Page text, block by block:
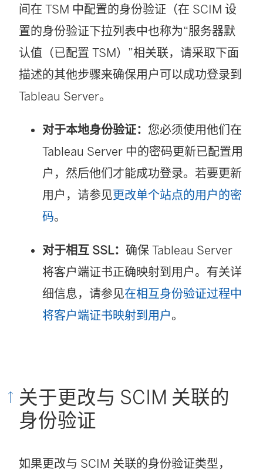
间在 TSM 中配置的身份验证（在 SCIM 设
置的身份验证下拉列表中也称为“服务器默
认值（已配置 TSM）”相关联，请采取下面
描述的其他步骤来确保用户可以成功登录到
Tableau Server。
对于本地身份验证： 您必须使用他们在
Tableau Server 中的密码更新已配置用
户，然后他们才能成功登录。若要更新
用户，请参见更改单个站点的用户的密
码。
对于相互 SSL： 确保 Tableau Server
将客户端证书正确映射到用户。有关详
细信息，请参见在相互身份验证过程中
将客户端证书映射到用户。
关于更改与 SCIM 关联的
身份验证
如果更改与 SCIM 关联的身份验证类型，